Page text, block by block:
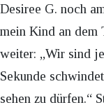
Desiree G. noch
mein Kind an dem
weiter: „Wir sind
Sekunde
sehen zu dürfen.“